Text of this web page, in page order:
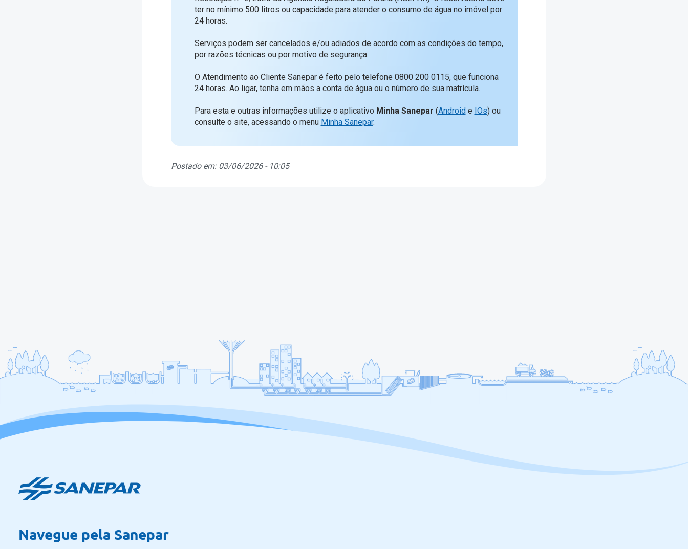
ter no mínimo 500 litros ou capacidade para atender o consumo de água no imóvel por
24 horas.
Serviços podem ser cancelados e/ou adiados de acordo com as condições do tempo,
por razões técnicas ou por motivo de segurança.
O Atendimento ao Cliente Sanepar é feito pelo telefone 0800 200 0115, que funciona
24 horas. Ao ligar, tenha em mãos a conta de água ou o número de sua matrícula.
Para esta e outras informações utilize o aplicativo Minha Sanepar (Android e IOs) ou
consulte o site, acessando o menu Minha Sanepar.
Postado em: 03/06/2026 - 10:05
Navegue pela Sanepar